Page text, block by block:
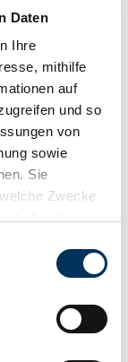
Daten
Ihre
mithilfe
auf
und so
von
sowie
Sie
Zwecke
Lage